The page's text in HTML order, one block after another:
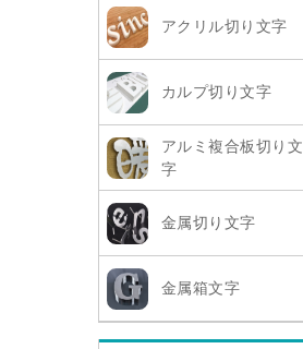
アクリル切り文字
カルプ切り文字
アルミ複合板切り文
字
金属切り文字
金属箱文字